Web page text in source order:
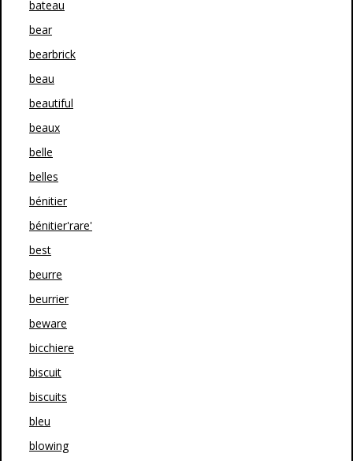
bateau
bear
bearbrick
beau
beautiful
beaux
belle
belles
bénitier
bénitier'rare'
best
beurre
beurrier
beware
bicchiere
biscuit
biscuits
bleu
blowing